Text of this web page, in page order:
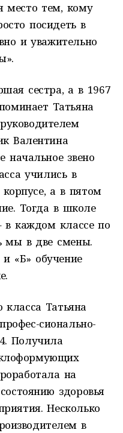
место тем, кому
посидеть в
и уважительно
сестра, а в 1967
Татьяна
Валентина
звено
учились в
а в пятом
Тогда в школе
в каждом классе по
мы в две смены.
«Б» обучение
класса Татьяна
сионально-
Получила
на
здоровья
Несколько
в